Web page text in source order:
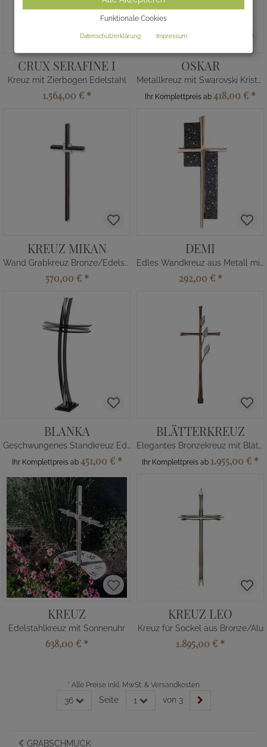
CRUX SERAFINE I
Kreuz mit Zierbogen Edelstahl
1.564,00 € *
OSKAR
Metallkreuz mit Swarovski Kristallen
Ihr Komplettpreis ab 418,00 € *
KREUZ MIKAN
Wand Grabkreuz Bronze/Edelstahl
570,00 € *
DEMI
Edles Wandkreuz aus Metall mit Deko
292,00 € *
BLANKA
Geschwungenes Standkreuz Edelstahl
Ihr Komplettpreis ab 451,00 € *
BLÄTTERKREUZ
Elegantes Bronzekreuz mit Blätter
Ihr Komplettpreis ab 1.955,00 € *
KREUZ
Edelstahlkreuz mit Sonnenuhr
638,00 € *
KREUZ LEO
Kreuz für Sockel aus Bronze/Alu
1.895,00 € *
* Alle Preise inkl. MwSt. & Versandkosten
36 Seite 1 von 3
GRABSCHMUCK
Funktionale Cookies
Datenschutzerklärung Impressum